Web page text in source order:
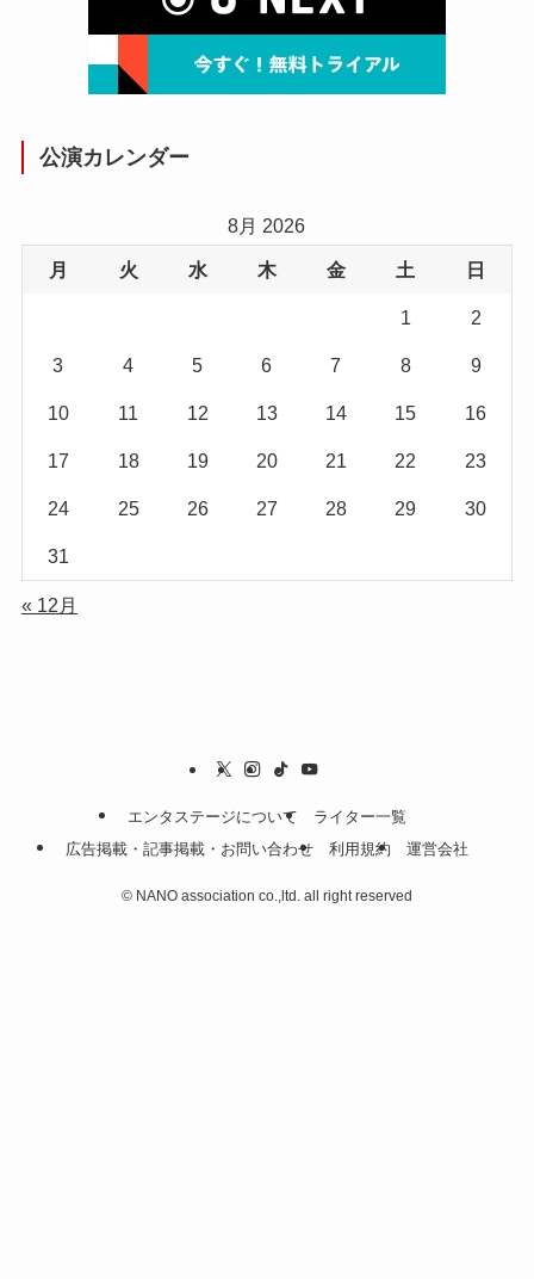
公演カレンダー
8月 2026
月 火 水 木 金 土 日
1 2
3 4 5 6 7 8 9
10 11 12 13 14 15 16
17 18 19 20 21 22 23
24 25 26 27 28 29 30
31
« 12月
エンタステージについて
ライター一覧
広告掲載・記事掲載・お問い合わせ
利用規約 運営会社
© NANO association co.,ltd. all right reserved